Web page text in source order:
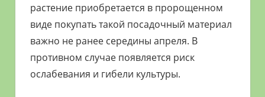
растение приобретается в пророщенном
виде покупать такой посадочный материал
важно не ранее середины апреля. В
противном случае появляется риск
ослабевания и гибели культуры.